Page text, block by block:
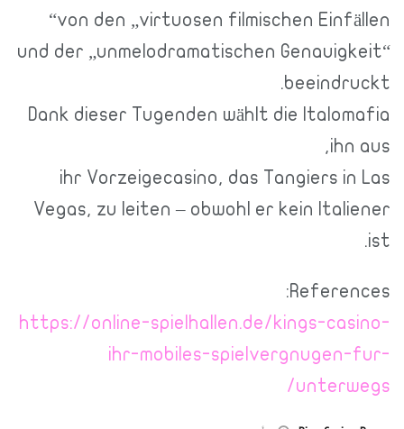
von den „virtuosen filmischen Einfällen“
und der „unmelodramatischen Genauigkeit“
beeindruckt.
Dank dieser Tugenden wählt die Italomafia
ihn aus,
ihr Vorzeigecasino, das Tangiers in Las
Vegas, zu leiten – obwohl er kein Italiener
ist.
References:
https://online-spielhallen.de/kings-casino-
ihr-mobiles-spielvergnugen-fur-
unterwegs/